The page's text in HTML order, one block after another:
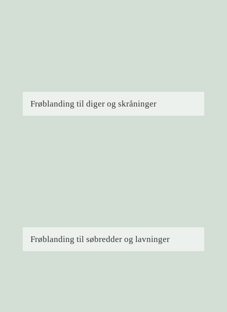
Frøblanding til diger og skråninger
Frøblanding til søbredder og lavninger